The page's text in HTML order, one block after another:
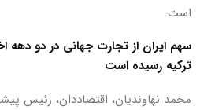
است.
سهم ایران از تجارت جهانی در دو دهه
ترکیه رسیده است
محمد نهاوندیان، اقتصاددان، رئیس